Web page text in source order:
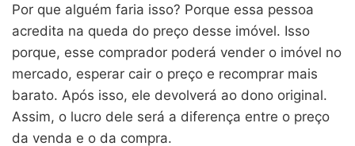
Por que alguém faria isso? Porque essa pessoa
acredita na queda do preço desse imóvel. Isso
porque, esse comprador poderá vender o imóvel no
mercado, esperar cair o preço e recomprar mais
barato. Após isso, ele devolverá ao dono original.
Assim, o lucro dele será a diferença entre o preço
da venda e o da compra.